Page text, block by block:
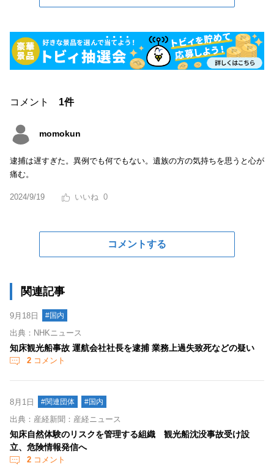
コメント 1件
momokun
逮捕は遅すぎた。異例でも何でもない。遺族の方の気持ちを思うと心が
痛む。
2024/9/19 0
コメントする
関連記事
9月18日 #国内
出典：NHKニュース
知床観光船事故 運航会社社長を逮捕 業務上過失致死などの疑い
2 コメント
8月1日 #関連団体 #国内
出典：産経新聞：産経ニュース
知床自然体験のリスクを管理する組織 観光船沈没事故受け設
立、危険情報発信へ
2 コメント